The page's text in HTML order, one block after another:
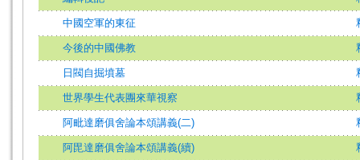
中國空軍的東征
今後的中國佛教
日閥自掘墳墓
世界學生代表團來華視察
阿毗達磨俱舍論本頌講義(二)
阿毘達磨俱舍論本頌講義(續)